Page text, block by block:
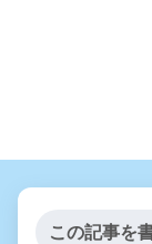
この記事を